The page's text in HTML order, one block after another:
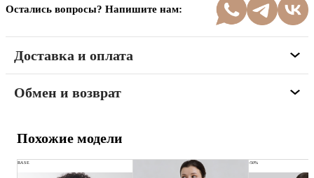
Остались вопросы? Напишите нам:
Доставка и оплата
Обмен и возврат
Похожие модели
BASE -50%